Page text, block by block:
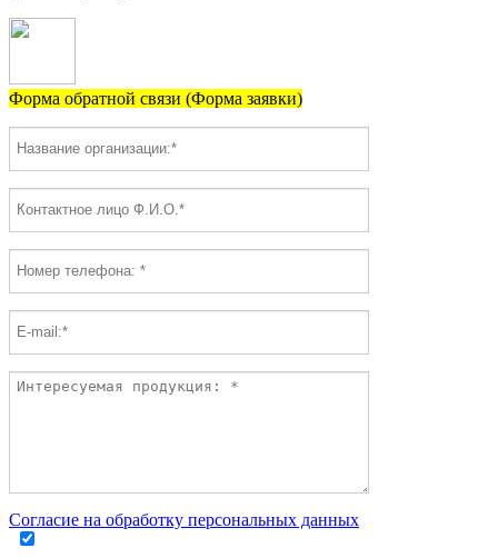
Форма обратной связи (Форма заявки)
Согласие на обработку персональных данных